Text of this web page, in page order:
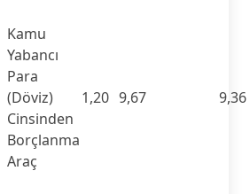
Kamu
Yabancı
Para
(Döviz)
Cinsinden
Borçlanma
Araç
1,20 9,67 9,36